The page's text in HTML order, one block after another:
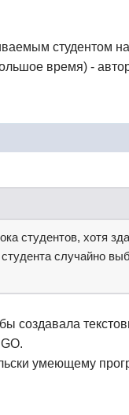
студентом
время) -
студентов, хотя
случайно
создавала
умеющему